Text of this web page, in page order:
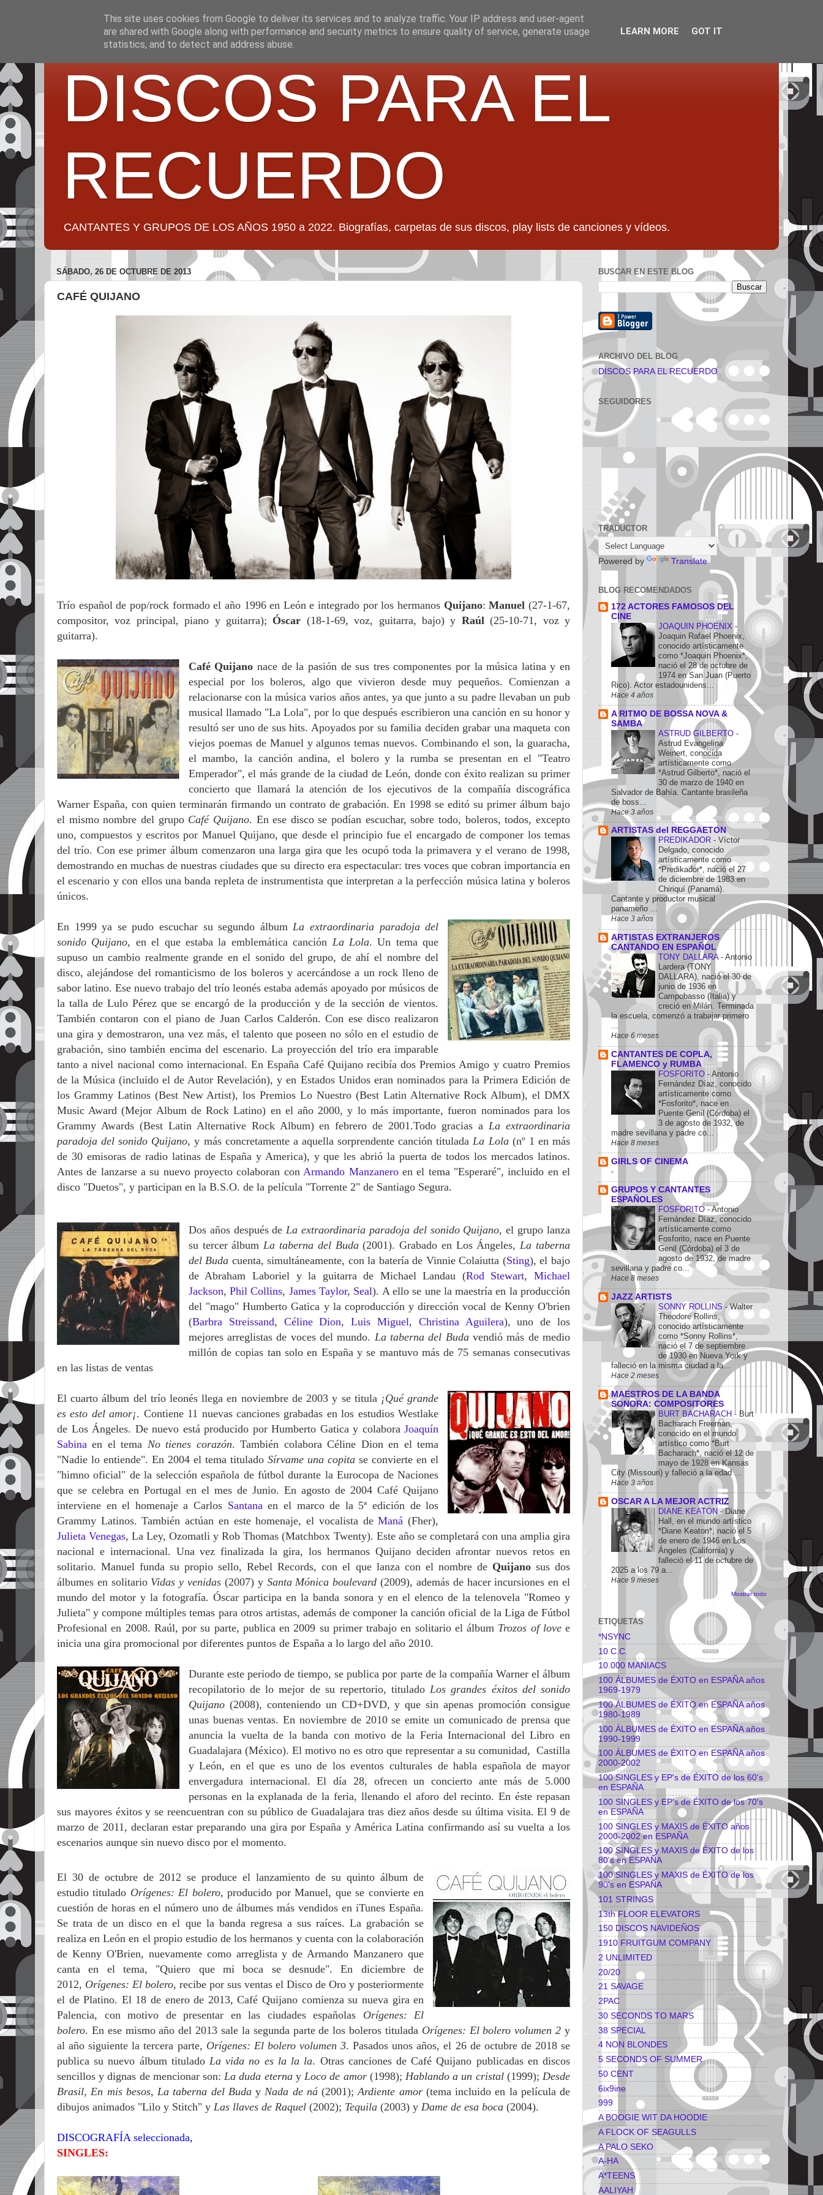
DISCOS PARA EL
RECUERDO
CANTANTES Y GRUPOS DE LOS AÑOS 1950 a 2022. Biografías, carpetas de sus discos, play lists de canciones y vídeos.
SÁBADO, 26 DE OCTUBRE DE 2013
CAFÉ QUIJANO
Trío español de pop/rock formado el año 1996 en León e integrado por los hermanos Quijano:Manuel (27-1-67,
compositor, voz principal, piano y guitarra); Óscar (18-1-69, voz, guitarra, bajo) y Raúl(25-10-71, voz y
guitarra).
Café Quijano nace de la pasión de sus tres componentes por la música latina y en
especial por los boleros, algo que vivieron desde muy pequeños. Comienzan a
relacionarse con la música varios años antes, ya que junto a su padre llevaban un pub
musical llamado "La Lola", por lo que después escribieron una canción en su honor y
resultó ser uno de sus hits. Apoyados por su familia deciden grabar una maqueta con
viejos poemas de Manuel y algunos temas nuevos. Combinando el son, la guaracha,
el mambo, la canción andina, el bolero y la rumba se presentan en el "Teatro
Emperador", el más grande de la ciudad de León, donde con éxito realizan su primer
concierto que llamará la atención de los ejecutivos de la compañía discográfica
Warner España, con quien terminarán firmando un contrato de grabación. En 1998 se editó su primer álbum bajo
el mismo nombre del grupo Café Quijano. En ese disco se podían escuchar, sobre todo, boleros, todos, excepto
uno, compuestos y escritos por Manuel Quijano, que desde el principio fue el encargado de componer los temas
del trío. Con ese primer álbum comenzaron una larga gira que les ocupó toda la primavera y el verano de 1998,
demostrando en muchas de nuestras ciudades que su directo era espectacular: tres voces que cobran importancia en
el escenario y con ellos una banda repleta de instrumentista que interpretan a la perfección música latina y boleros
únicos.
En 1999 ya se pudo escuchar su segundo álbumLa extraordinaria paradoja del
sonido Quijano, en el que estaba la emblemática canción La Lola. Un tema que
supuso un cambio realmente grande en el sonido del grupo, de ahí el nombre del
disco, alejándose del romanticismo de los boleros y acercándose a un rock lleno de
sabor latino. Ese nuevo trabajo del trío leonés estaba además apoyado por músicos de
la talla de Lulo Pérez que se encargó de la producción y de la sección de vientos.
También contaron con el piano de Juan Carlos Calderón. Con ese disco realizaron
una gira y demostraron, una vez más, el talento que poseen no sólo en el estudio de
grabación, sino también encima del escenario. La proyección del trío era imparable
tanto a nivel nacional como internacional. En España Café Quijano recibía dos Premios Amigo y cuatro Premios
de la Música (incluido el de Autor Revelación), y en Estados Unidos eran nominados para la Primera Edición de
los Grammy Latinos (Best New Artist), los Premios Lo Nuestro (Best Latin Alternative Rock Album), el DMX
Music Award (Mejor Album de Rock Latino) en el año 2000, y lo más importante, fueron nominados para los
Grammy Awards (Best Latin Alternative Rock Album) en febrero de 2001.Todo gracias aLa extraordinaria
paradoja del sonido Quijano, y más concretamente a aquella sorprendente canción tituladaLa Lola (nº 1 en más
de 30 emisoras de radio latinas de España y America), y que les abrió la puerta de todos los mercados latinos.
Antes de lanzarse a su nuevo proyecto colaboran conArmando Manzanero en el tema "Esperaré", incluido en el
disco "Duetos", y participan en la B.S.O. de la película "Torrente 2" de Santiago Segura.
Dos años después deLa extraordinaria paradoja del sonido Quijano, el grupo lanza
su tercer álbumLa taberna del Buda(2001). Grabado en Los Ángeles,La taberna
del Buda cuenta, simultáneamente, con la batería de Vinnie Colaiutta (Sting), el bajo
de Abraham Laboriel y la guitarra de Michael Landau (Rod Stewart,Michael
Jackson,Phil Collins, James Taylor, Seal). A ello se une la maestría en la producción
del "mago" Humberto Gatica y la coproducción y dirección vocal de Kenny O'brien
(Barbra Streissand, Céline Dion,Luis Miguel, Christina Aguilera), uno de los
mejores arreglistas de voces del mundo. La taberna del Budavendió más de medio
millón de copias tan solo en España y se mantuvo más de 75 semanas consecutivas
en las listas de ventas
El cuarto álbum del trío leonés llega en noviembre de 2003 y se titula ¡Qué grande
es esto del amor¡. Contiene 11 nuevas canciones grabadas en los estudios Westlake
de Los Ángeles. De nuevo está producido por Humberto Gatica y colaboraJoaquín
Sabina en el tema No tienes corazón. También colabora Céline Dion en el tema
"Nadie lo entiende". En 2004 el tema tituladoSírvame una copita se convierte en el
"himno oficial" de la selección española de fútbol durante la Eurocopa de Naciones
que se celebra en Portugal en el mes de Junio. En agosto de 2004 Café Quijano
interviene en el homenaje a Carlos Santanaen el marco de la 5ª edición de los
Grammy Latinos. También actúan en este homenaje, el vocalista deManá (Fher),
Julieta Venegas, La Ley, Ozomatli y Rob Thomas (Matchbox Twenty). Este año se completará con una amplia gira
nacional e internacional. Una vez finalizada la gira, los hermanos Quijano deciden afrontar nuevos retos en
solitario. Manuel funda su propio sello, Rebel Records, con el que lanza con el nombre de Quijanosus dos
álbumes en solitario Vidas y venidas (2007) y Santa Mónica boulevard(2009), además de hacer incursiones en el
mundo del motor y la fotografía. Óscar participa en la banda sonora y en el elenco de la telenovela "Romeo y
Julieta" y compone múltiples temas para otros artistas, además de componer la canción oficial de la Liga de Fútbol
Profesional en 2008. Raúl, por su parte, publica en 2009 su primer trabajo en solitario el álbum Trozos of lovee
inicia una gira promocional por diferentes puntos de España a lo largo del año 2010.
Durante este periodo de tiempo, se publica por parte de la compañía Warner el álbum
recopilatorio de lo mejor de su repertorio, tituladoLos grandes éxitos del sonido
Quijano (2008), conteniendo un CD+DVD, y que sin apenas promoción consigue
unas buenas ventas. En noviembre de 2010 se emite un comunicado de prensa que
anuncia la vuelta de la banda con motivo de la Feria Internacional del Libro en
Guadalajara (México). El motivo no es otro que representar a su comunidad, Castilla
y León, en el que es uno de los eventos culturales de habla española de mayor
envergadura internacional. El día 28, ofrecen un concierto ante más de 5.000
personas en la explanada de la feria, llenando el aforo del recinto. En éste repasan
sus mayores éxitos y se reencuentran con su público de Guadalajara tras diez años desde su última visita. El 9 de
marzo de 2011, declaran estar preparando una gira por España y América Latina confirmando así su vuelta a los
escenarios aunque sin nuevo disco por el momento.
El 30 de octubre de 2012 se produce el lanzamiento de su quinto álbum de
estudio titulado Orígenes: El bolero, producido por Manuel, que se convierte en
cuestión de horas en el número uno de álbumes más vendidos en iTunes España.
Se trata de un disco en el que la banda regresa a sus raíces. La grabación se
realiza en León en el propio estudio de los hermanos y cuenta con la colaboración
de Kenny O'Brien, nuevamente como arreglista y de Armando Manzanero que
canta en el tema, "Quiero que mi boca se desnude". En diciembre de
2012, Orígenes: El bolero, recibe por sus ventas el Disco de Oro y posteriormente
el de Platino. El 18 de enero de 2013, Café Quijano comienza su nueva gira en
Palencia, con motivo de presentar en las ciudades españolas Orígenes: El
bolero. En ese mismo año del 2013 sale la segunda parte de los boleros titulada Orígenes: El bolero volumen 2 y
al año siguiente la tercera parte, Orígenes: El bolero volumen 3. Pasados unos años, el 26 de octubre de 2018 se
publica su nuevo álbum tituladoLa vida no es la la la. Otras canciones de Café Quijano publicadas en discos
sencillos y dignas de mencionar son:La duda eternayLoco de amor (1998); Hablando a un cristal(1999);Desde
Brasil,En mis besos, La taberna del BudayNada de ná(2001);Ardiente amor(tema incluido en la película de
dibujos animados "Lilo y Stitch" y Las llaves de Raquel (2002); Tequila (2003) y Dame de esa boca (2004).
DISCOGRAFÍA seleccionada,
SINGLES:
BUSCAR EN ESTE BLOG
ARCHIVO DEL BLOG
DISCOS PARA EL RECUERDO
SEGUIDORES
TRADUCTOR
Powered by Translate
BLOG RECOMENDADOS
172 ACTORES FAMOSOS DEL
CINE
JOAQUIN PHOENIX -
Joaquin Rafael Phoenix,
conocido artísticamente
como *Joaquin Phoenix*,
nació el 28 de octubre de
1974 en San Juan (Puerto
Rico). Actor estadounidens...
Hace 4 años
A RITMO DE BOSSA NOVA &
SAMBA
ASTRUD GILBERTO -
Astrud Evangelina
Weinert, conocida
artísticamente como
*Astrud Gilberto*, nació el
30 de marzo de 1940 en
Salvador de Bahía. Cantante brasileña
de boss...
Hace 3 años
ARTISTAS del REGGAETON
PREDIKADOR - Víctor
Delgado, conocido
artísticamente como
*Predikador*, nació el 27
de diciembre de 1983 en
Chiriquí (Panamá).
Cantante y productor musical
panameño ...
Hace 3 años
ARTISTAS EXTRANJEROS
CANTANDO EN ESPAÑOL
TONY DALLARA - Antonio
Lardera (TONY
DALLARA), nació el 30 de
junio de 1936 en
Campobasso (Italia) y
creció en Milán. Terminada
la escuela, comenzó a trabajar primero
...
Hace 6 meses
CANTANTES DE COPLA,
FLAMENCO y RUMBA
FOSFORITO - Antonio
Fernández Díaz, conocido
artísticamente como
*Fosforito*, nace en
Puente Genil (Córdoba) el
3 de agosto de 1932, de
madre sevillana y padre co...
Hace 8 meses
GIRLS OF CINEMA
-
GRUPOS Y CANTANTES
ESPAÑOLES
FOSFORITO-Antonio
Fernández Díaz, conocido
artísticamente como
Fosforito, nace en Puente
Genil (Córdoba) el 3 de
agosto de 1932, de madre
sevillana y padre co...
Hace 8 meses
JAZZ ARTISTS
SONNY ROLLINS-Walter
Theodore Rollins,
conocido artísticamente
como *Sonny Rollins*,
nació el 7 de septiembre
de 1930 en Nueva York y
falleció en la misma ciudad a la...
Hace 2 meses
MAESTROS DE LA BANDA
SONORA: COMPOSITORES
BURT BACHARACH - Burt
Bacharach Freeman,
conocido en el mundo
artístico como *Burt
Bacharach*, nació el 12 de
mayo de 1928 en Kansas
City (Missouri) y falleció a la edad ...
Hace 3 años
OSCAR A LA MEJOR ACTRIZ
DIANE KEATON-Diane
Hall, en el mundo artístico
*Diane Keaton*, nació el 5
de enero de 1946 en Los
Ángeles (California) y
falleció el 11 de octubre de
2025 a los 79 a...
Hace 9 meses
Mostrar todo
ETIQUETAS
*NSYNC
10 C.C.
10.000 MANIACS
100 ÁLBUMES de ÉXITO en ESPAÑA años
1969-1979
100 ÁLBUMES de ÉXITO en ESPAÑA años
1980-1989
100 ÁLBUMES de ÉXITO en ESPAÑA años
1990-1999
100 ÁLBUMES de ÉXITO en ESPAÑA años
2000-2002
100 SINGLES y EP's de ÉXITO de los 60's
en ESPAÑA
100 SINGLES y EP's de ÉXITO de los 70's
en ESPAÑA
100 SINGLES y MAXIS de ÉXITO años
2000-2002 en ESPAÑA
100 SINGLES y MAXIS de ÉXITO de los
80's en ESPAÑA
100 SINGLES y MAXIS de ÉXITO de los
90's en ESPAÑA
101 STRINGS
13th FLOOR ELEVATORS
150 DISCOS NAVIDEÑOS
1910 FRUITGUM COMPANY
2 UNLIMITED
20/20
21 SAVAGE
2PAC
30 SECONDS TO MARS
38 SPECIAL
4 NON BLONDES
5 SECONDS OF SUMMER
50 CENT
6ix9ine
999
A BOOGIE WIT DA HOODIE
A FLOCK OF SEAGULLS
A PALO SEKO
A-HA
A*TEENS
AALIYAH
This site uses cookies from Google to deliver its services and to analyze traffic. Your IP address and user-agent
are shared with Google along with performance and security metrics to ensure quality of service, generate usage
statistics, and to detect and address abuse.
LEARN MORE GOT IT